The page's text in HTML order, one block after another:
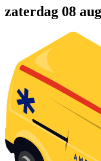
zaterdag 08